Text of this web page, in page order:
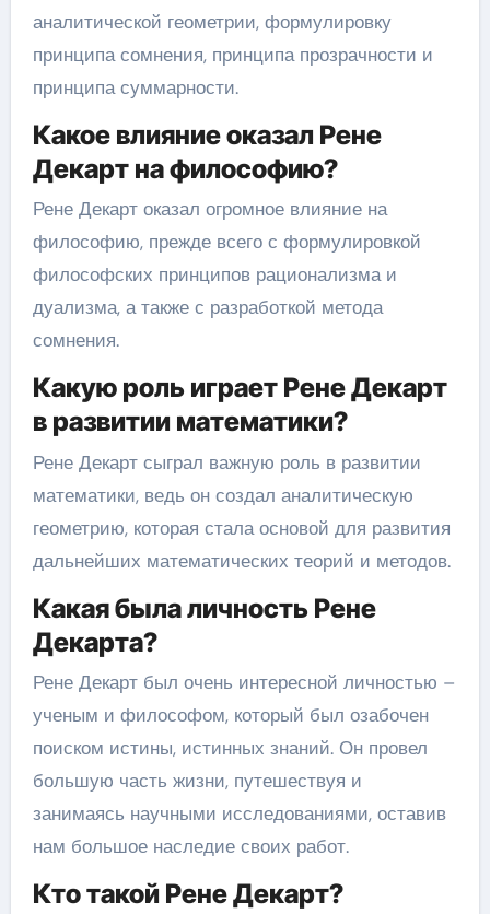
аналитической геометрии, формулировку
принципа сомнения, принципа прозрачности и
принципа суммарности.
Какое влияние оказал Рене
Декарт на философию?
Рене Декарт оказал огромное влияние на
философию, прежде всего с формулировкой
философских принципов рационализма и
дуализма, а также с разработкой метода
сомнения.
Какую роль играет Рене Декарт
в развитии математики?
Рене Декарт сыграл важную роль в развитии
математики, ведь он создал аналитическую
геометрию, которая стала основой для развития
дальнейших математических теорий и методов.
Какая была личность Рене
Декарта?
Рене Декарт был очень интересной личностью –
ученым и философом, который был озабочен
поиском истины, истинных знаний. Он провел
большую часть жизни, путешествуя и
занимаясь научными исследованиями, оставив
нам большое наследие своих работ.
Кто такой Рене Декарт?